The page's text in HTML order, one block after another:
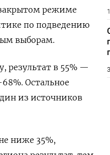
режиме
по подведению
выборам.
результат в 55% —
Остальное
из источников
ниже 35%,